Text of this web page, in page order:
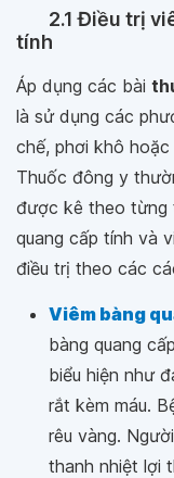
2.1 Điều trị
tính
Áp dụng các bài
là sử dụng các
chế, phơi khô
Thuốc đông y
được kê theo từng
quang cấp tính và
điều trị theo các
Viêm bàng
bàng quang
biểu hiện như
rắt kèm máu.
rêu vàng.
thanh nhiệt lợi